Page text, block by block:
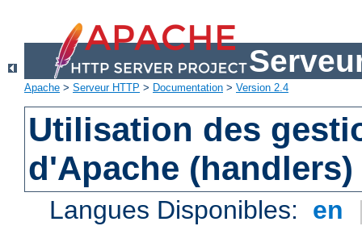
Apache > Serveur HTTP > Documentation > Version 2.4
Utilisation des
d'Apache (handlers)
Langues Disponibles: en